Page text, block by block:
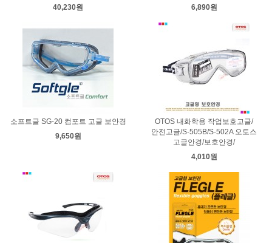
40,230원
6,890원
소프트글 SG-20 컴포트 고글 보안경
9,650원
OTOS 내화학용 작업보호고글/
안전고글/S-505B/S-502A 오토스
고글안경/보호안경/
4,010원